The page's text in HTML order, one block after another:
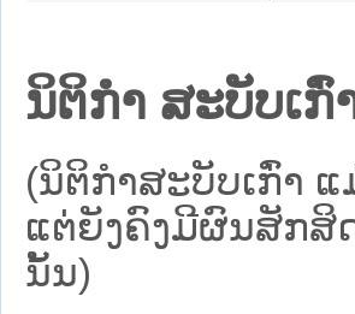
ນິຕິກໍາ ສະບັບເກົ່
(ນິຕິກໍາສະບັບເກົ່າ
ແຕ່ຍັງຄົງມີຜົນສັກສິ
ນັ້ນ)